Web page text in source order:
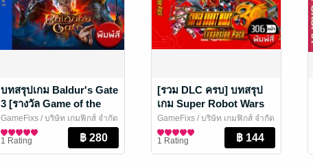
บทสรุปเกม Baldur's Gate
3 [รางวัล Game of the
Year 2023]
GameFixs / บริษัท เกมฟิกส์ จำกัด
นิตยสารการ์ตูนและเกม
1 Rating
[รวม DLC ครบ] บทสรุป
เกม Super Robot Wars
30: Expansion Pack
[พิมพ์สี]
GameFixs / บริษัท เกมฟิกส์ จำกัด
นิตยสารการ์ตูนและเกม
1 Rating